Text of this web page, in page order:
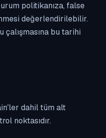
politikanıza, false
değerlendirilebilir.
çalışmasına bu tarihi
dahil tüm alt
noktasıdır.